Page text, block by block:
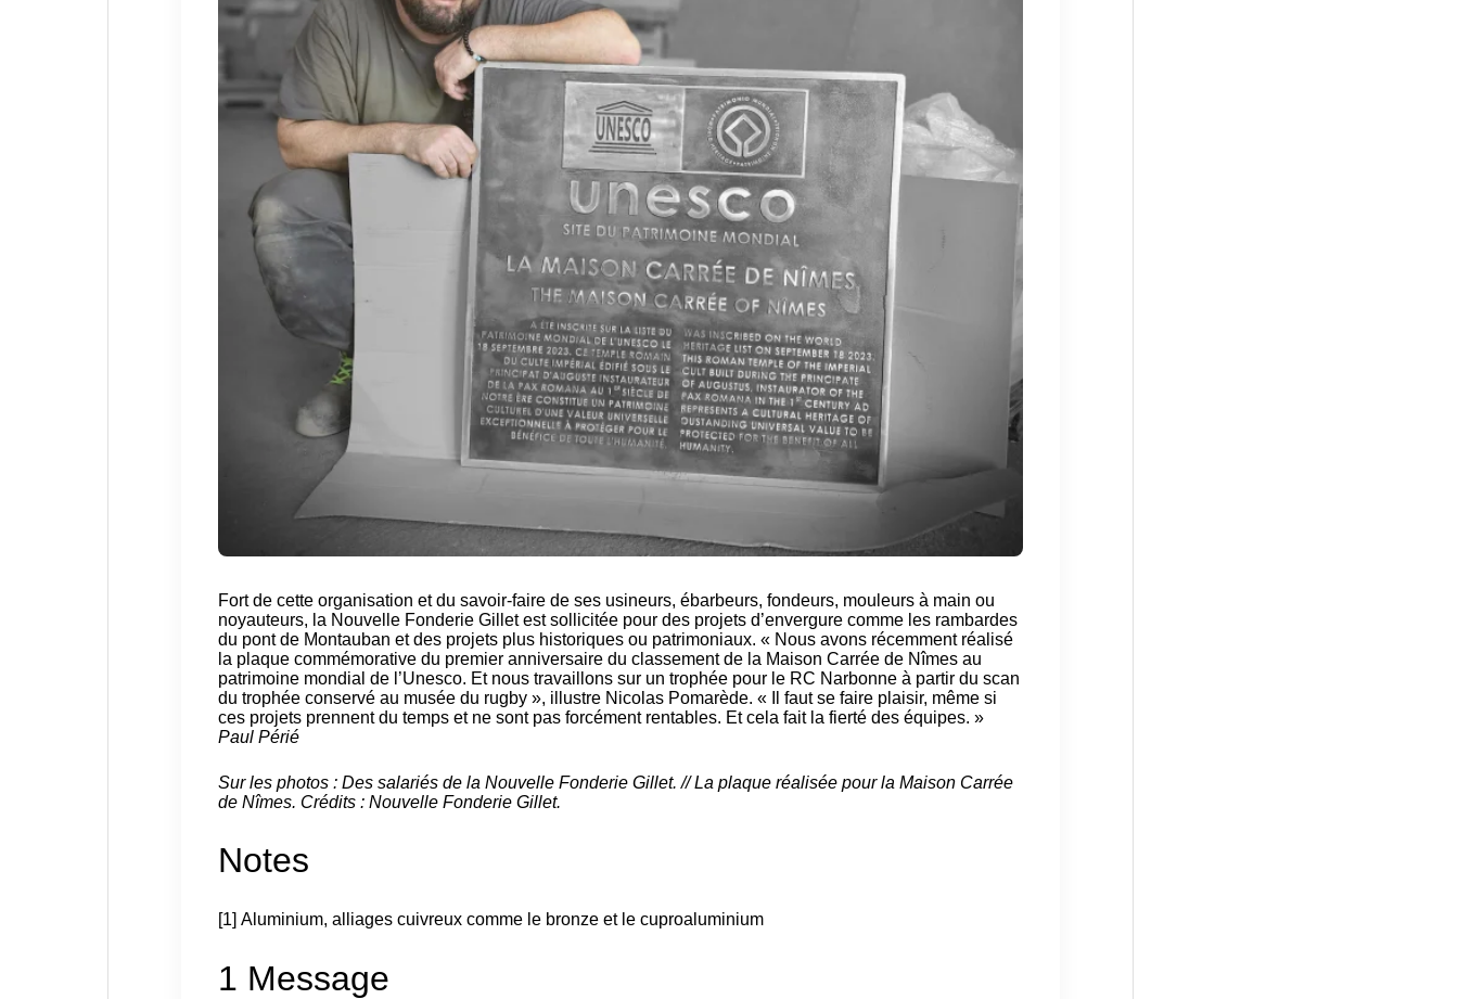
Fort de cette organisation et du savoir-faire de ses usineurs, ébarbeurs, fondeurs, mouleurs à main ou
noyauteurs, la Nouvelle Fonderie Gillet est sollicitée pour des projets d’envergure comme les rambardes
du pont de Montauban et des projets plus historiques ou patrimoniaux. « Nous avons récemment réalisé
la plaque commémorative du premier anniversaire du classement de la Maison Carrée de Nîmes au
patrimoine mondial de l’Unesco. Et nous travaillons sur un trophée pour le RC Narbonne à partir du scan
du trophée conservé au musée du rugby », illustre Nicolas Pomarède. « Il faut se faire plaisir, même si
ces projets prennent du temps et ne sont pas forcément rentables. Et cela fait la fierté des équipes. »
Paul Périé
Sur les photos : Des salariés de la Nouvelle Fonderie Gillet. // La plaque réalisée pour la Maison Carrée
de Nîmes. Crédits : Nouvelle Fonderie Gillet.
Notes
[1] Aluminium, alliages cuivreux comme le bronze et le cuproaluminium
1 Message